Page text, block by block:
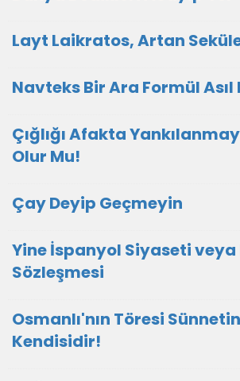
Layt Laikratos, Artan
Navteks Bir Ara Formül Asıl
Çığlığı Afakta
Olur Mu!
Çay Deyip Geçmeyin
Yine İspanyol Siyaseti
Sözleşmesi
Osmanlı'nın Töresi
Kendisidir!